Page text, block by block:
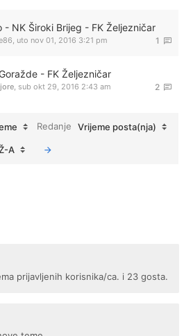
- NK Široki Brijeg - FK Željezničar
1
, uto nov 01, 2016 3:21 pm
- FK Željezničar
2
, sub okt 29, 2016 2:43 am
Redanje Vrijeme posta(nja)
A
prijavljenih korisnika/ca. i 23 gosta.